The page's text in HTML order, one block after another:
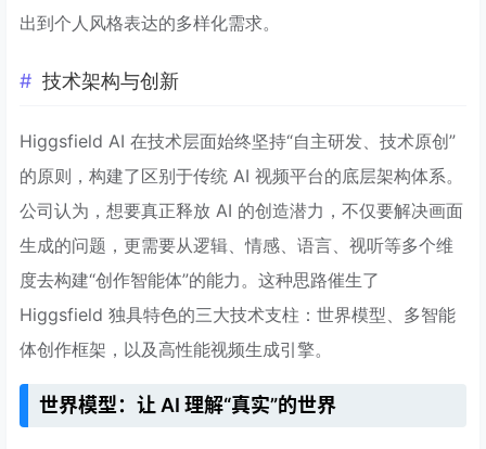
出到个人风格表达的多样化需求。
技术架构与创新
Higgsfield AI 在技术层面始终坚持“自主研发、技术原创”
的原则，构建了区别于传统 AI 视频平台的底层架构体系。
公司认为，想要真正释放 AI 的创造潜力，不仅要解决画面
生成的问题，更需要从逻辑、情感、语言、视听等多个维
度去构建“创作智能体”的能力。这种思路催生了
Higgsfield 独具特色的三大技术支柱：世界模型、多智能
体创作框架，以及高性能视频生成引擎。
世界模型：让 AI 理解“真实”的世界